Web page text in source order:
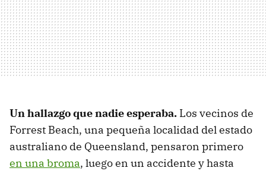
Un hallazgo que nadie esperaba. Los vecinos de
Forrest Beach, una pequeña localidad del estado
australiano de Queensland, pensaron primero
en una broma, luego en un accidente y hasta